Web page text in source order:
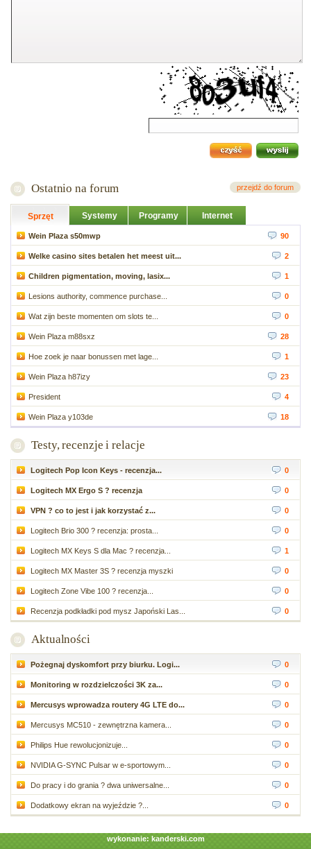
Ostatnio na forum przejdź do forum
Sprzęt Systemy Programy Internet
Wein Plaza s50mwp 90
Welke casino sites betalen het meest uit... 2
Children pigmentation, moving, lasix... 1
Lesions authority, commence purchase... 0
Wat zijn beste momenten om slots te... 0
Wein Plaza m88sxz 28
Hoe zoek je naar bonussen met lage... 1
Wein Plaza h87izy 23
President 4
Wein Plaza y103de 18
Testy, recenzje i relacje
Logitech Pop Icon Keys - recenzja... 0
Logitech MX Ergo S ? recenzja 0
VPN ? co to jest i jak korzystać z... 0
Logitech Brio 300 ? recenzja: prosta... 0
Logitech MX Keys S dla Mac ? recenzja... 1
Logitech MX Master 3S ? recenzja myszki 0
Logitech Zone Vibe 100 ? recenzja... 0
Recenzja podkładki pod mysz Japoński Las... 0
Aktualności
Pożegnaj dyskomfort przy biurku. Logi... 0
Monitoring w rozdzielczości 3K za... 0
Mercusys wprowadza routery 4G LTE do... 0
Mercusys MC510 - zewnętrzna kamera... 0
Philips Hue rewolucjonizuje... 0
NVIDIA G-SYNC Pulsar w e-sportowym... 0
Do pracy i do grania ? dwa uniwersalne... 0
Dodatkowy ekran na wyjeździe ?... 0
wykonanie: kanderski.com